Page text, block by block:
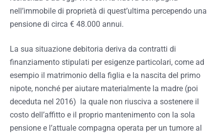
nell’immobile di proprietà di quest’ultima percependo una
pensione di circa € 48.000 annui.
La sua situazione debitoria deriva da contratti di
finanziamento stipulati per esigenze particolari, come ad
esempio il matrimonio della figlia e la nascita del primo
nipote, nonché per aiutare materialmente la madre (poi
deceduta nel 2016) la quale non riusciva a sostenere il
costo dell’affitto e il proprio mantenimento con la sola
pensione e l’attuale compagna operata per un tumore al